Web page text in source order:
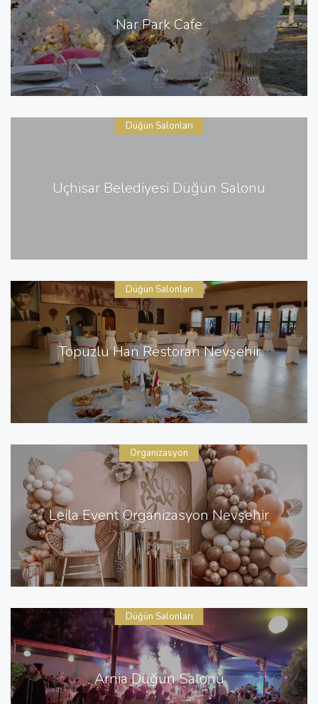
Nar Park Cafe
Üçhisar Belediyesi Düğün Salonu
Düğün Salonları
Topuzlu Han Restoran Nevşehir
Düğün Salonları
Leila Event Organizasyon Nevşehir
Organizasyon
Arnia Düğün Salonu
Düğün Salonları